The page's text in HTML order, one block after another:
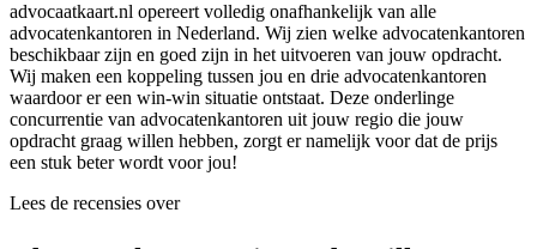
advocaatkaart.nl opereert volledig onafhankelijk van alle
advocatenkantoren in Nederland. Wij zien welke advocatenkantoren
beschikbaar zijn en goed zijn in het uitvoeren van jouw opdracht.
Wij maken een koppeling tussen jou en drie advocatenkantoren
waardoor er een win-win situatie ontstaat. Deze onderlinge
concurrentie van advocatenkantoren uit jouw regio die jouw
opdracht graag willen hebben, zorgt er namelijk voor dat de prijs
een stuk beter wordt voor jou!
Lees de recensies over